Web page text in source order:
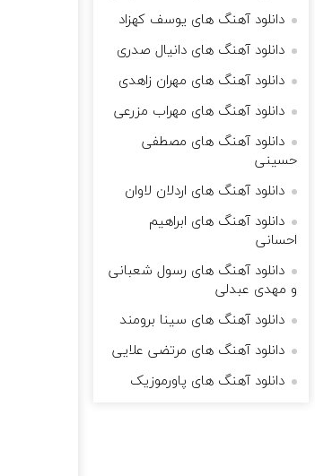
دانلود آهنگ های یوسف کهزاد
دانلود آهنگ های دانیال صدری
دانلود آهنگ های مهران زاهدی
دانلود آهنگ های مهراب مزرعی
دانلود آهنگ های مصطفی
حسینی
دانلود آهنگ های اردلان لاوان
دانلود آهنگ های ابراهیم
احسانی
دانلود آهنگ های رسول شعبانی
و مهدی عبدلی
دانلود آهنگ های سینا برومند
دانلود آهنگ های مرتضی علایی
دانلود آهنگ های پاورموزیک